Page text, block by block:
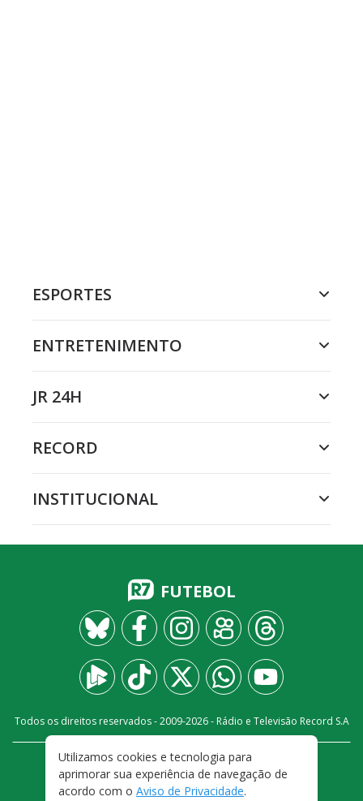
ESPORTES
ENTRETENIMENTO
JR 24H
RECORD
INSTITUCIONAL
FUTEBOL
Todos os direitos reservados - 2009-2026- Rádio e Televisão Record S.A
FALE CONOSCO
PRIVACIDADE
TERMOS E CONDIÇÕES DE USO
Utilizamos cookies e tecnologia para
aprimorar sua experiência de navegação de
acordo com o Aviso de Privacidade.